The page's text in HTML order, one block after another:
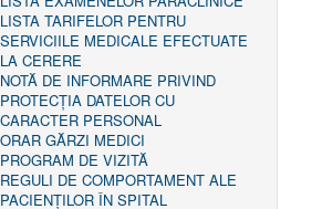
LISTA TARIFELOR PENTRU
SERVICIILE MEDICALE EFECTUATE
LA CERERE
NOTĂ DE INFORMARE PRIVIND
PROTECŢIA DATELOR CU
CARACTER PERSONAL
ORAR GĂRZI MEDICI
PROGRAM DE VIZITĂ
REGULI DE COMPORTAMENT ALE
PACIENȚILOR ÎN SPITAL